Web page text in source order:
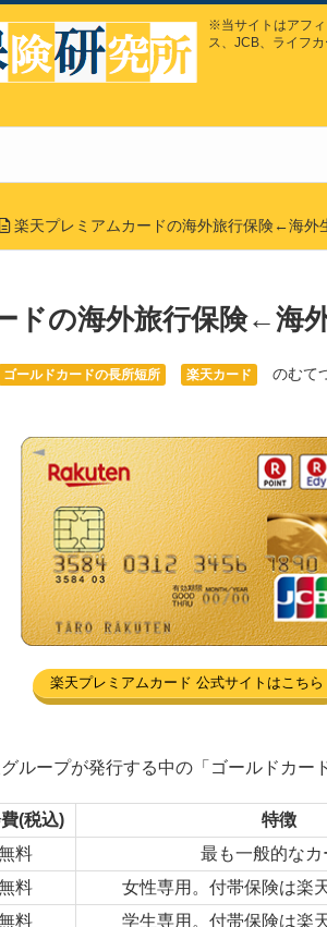
※当サイトはアフィ
ス、JCB、ライフ
楽天プレミアムカードの海外旅行保険←海外
ドの海外旅行保険←海
ゴールドカードの長所短所 楽天カード
のむて
楽天プレミアムカード 公式サイトはこちら
ループが発行する中の「ゴールドカー
(税込)
特徴
料
最も一般的なカ
料
女性専用。付帯保険は楽
料
学生専用。付帯保険は楽